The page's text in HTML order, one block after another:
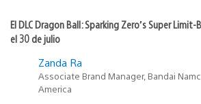
El DLC Dragon Ball: Sparking Zero’s Super
el 30 de julio
Zanda Ra
Associate Brand Manager, Bandai
America